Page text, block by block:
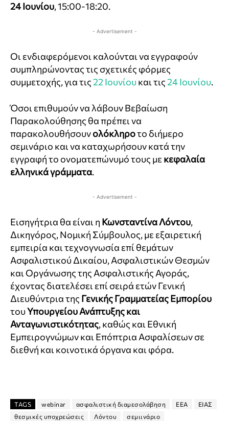
24 Ιουνίου, 15:00-18:20.
- Advertisement -
Οι ενδιαφερόμενοι καλούνται να εγγραφούν
συμπληρώνοντας τις σχετικές φόρμες
συμμετοχής, για τις 22 Ιουνίουκαι τις 24 Ιουνίου.
Όσοι επιθυμούν να λάβουν Βεβαίωση
Παρακολούθησης θα πρέπει να
παρακολουθήσουνολόκληροτο διήμερο
σεμινάριο και να καταχωρήσουν κατά την
εγγραφή το ονοματεπώνυμό τους με κεφαλαία
ελληνικά γράμματα.
- Advertisement -
Εισηγήτρια θα είναι η Κωνσταντίνα Λόντου,
Δικηγόρος, Νομική Σύμβουλος, με εξαιρετική
εμπειρία και τεχνογνωσία επί θεμάτων
Ασφαλιστικού Δικαίου, Ασφαλιστικών Θεσμών
και Οργάνωσης της Ασφαλιστικής Αγοράς,
έχοντας διατελέσει επί σειρά ετών Γενική
Διευθύντρια της Γενικής Γραμματείας Εμπορίου
τουΥπουργείου Ανάπτυξης και
Ανταγωνιστικότητας, καθώς και Εθνική
Εμπειρογνώμων και Επόπτρια Ασφαλίσεων σε
διεθνή και κοινοτικά όργανα και φόρα.
TAGS webinar ασφαλιστική διαμεσολάβηση ΕΕΑ
ΕΙΑΣ
θεσμικές υποχρεώσεις
Λόντου σεμιινάριο